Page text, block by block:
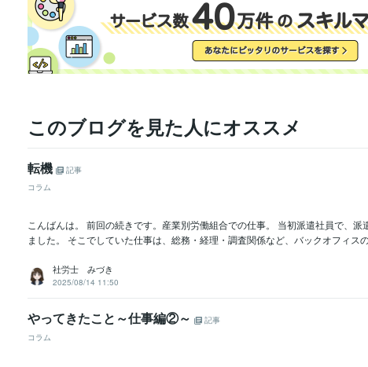
このブログを見た人にオススメ
転機
記事
コラム
こんばんは。 前回の続きです。産業別労働組合での仕事。 当初派遣社員で、
ました。 そこでしていた仕事は、総務・経理・調査関係など、バックオフィス
社労士 みづき
2025/08/14 11:50
やってきたこと～仕事編②～
記事
コラム